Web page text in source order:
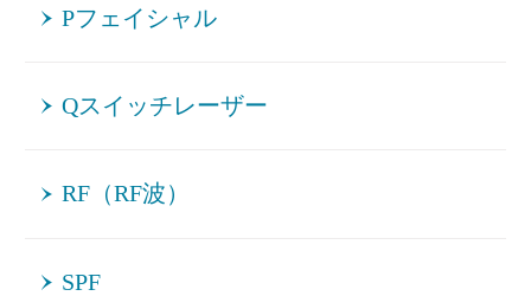
Pフェイシャル
Qスイッチレーザー
RF（RF波）
SPF